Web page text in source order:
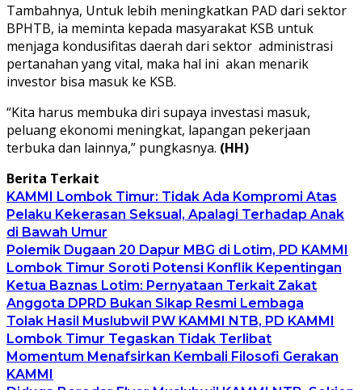
Tambahnya, Untuk lebih meningkatkan PAD dari sektor
BPHTB, ia meminta kepada masyarakat KSB untuk
menjaga kondusifitas daerah dari sektor administrasi
pertanahan yang vital, maka hal ini akan menarik
investor bisa masuk ke KSB.
“Kita harus membuka diri supaya investasi masuk,
peluang ekonomi meningkat, lapangan pekerjaan
terbuka dan lainnya,” pungkasnya. (HH)
Berita Terkait
KAMMI Lombok Timur: Tidak Ada Kompromi Atas
Pelaku Kekerasan Seksual, Apalagi Terhadap Anak
di Bawah Umur
Polemik Dugaan 20 Dapur MBG di Lotim, PD KAMMI
Lombok Timur Soroti Potensi Konflik Kepentingan
Ketua Baznas Lotim: Pernyataan Terkait Zakat
Anggota DPRD Bukan Sikap Resmi Lembaga
Tolak Hasil Muslubwil PW KAMMI NTB, PD KAMMI
Lombok Timur Tegaskan Tidak Terlibat
Momentum Menafsirkan Kembali Filosofi Gerakan
KAMMI